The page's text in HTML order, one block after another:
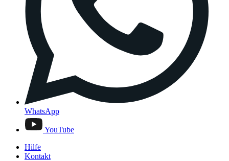
WhatsApp
YouTube
Hilfe
Kontakt